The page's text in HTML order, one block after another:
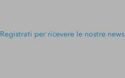
Registrati per ricevere le nostre news